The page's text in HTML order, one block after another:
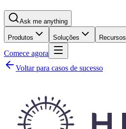
Ask me anything
Produtos Soluções Recursos
Comece agora
Voltar para casos de sucesso